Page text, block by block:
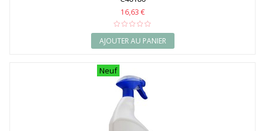
16,63 €
AJOUTER AU PANIER
Neuf